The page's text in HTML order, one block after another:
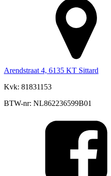
Arendstraat 4, 6135 KT Sittard
Kvk: 81831153
BTW-nr: NL862236599B01